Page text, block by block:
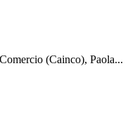
(Cainco), Paola...